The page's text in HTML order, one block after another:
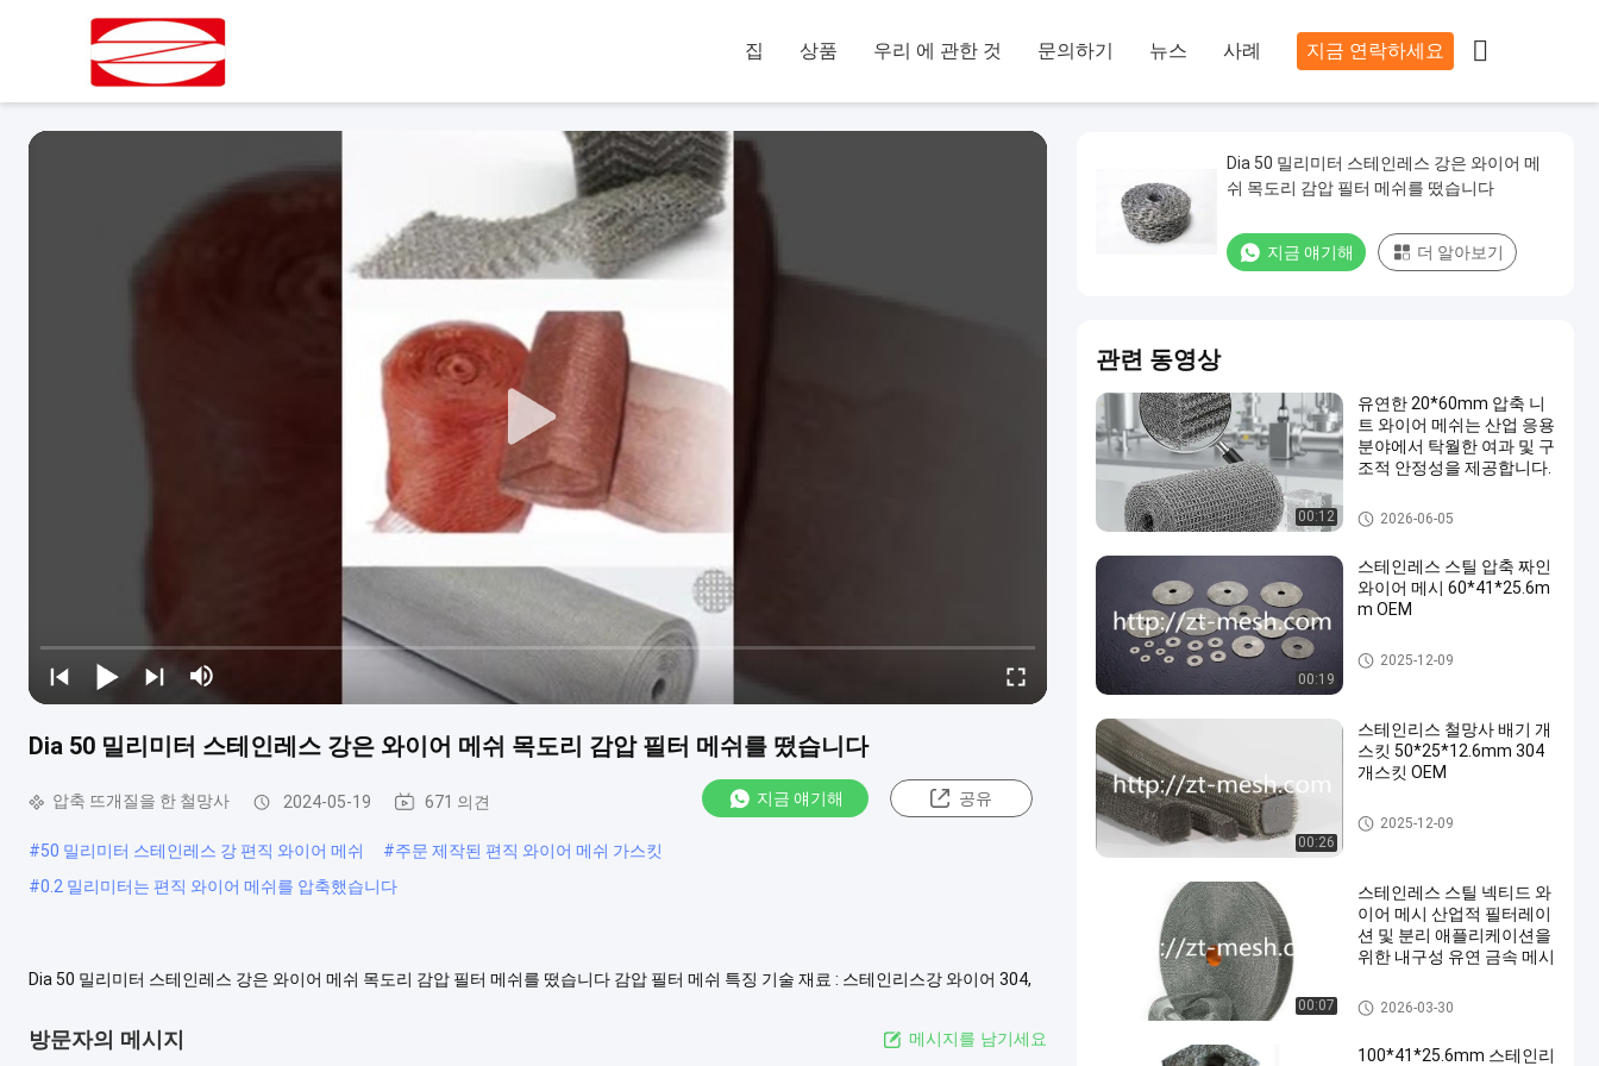
집 상품 우리 에 관한 것 문의하기 뉴스 사례 지금 연락하세요 
Dia 50 밀리미터 스테인레스 강은 와이어 메쉬 목도리 감압 필터 메쉬를 떴습니다
압축 뜨개질을 한 철망사 2024-05-19 671 의견 지금 얘기해 공유
#50 밀리미터 스테인레스 강 편직 와이어 메쉬 #주문 제작된 편직 와이어 메쉬 가스킷
#0.2 밀리미터는 편직 와이어 메쉬를 압축했습니다
Dia 50 밀리미터 스테인레스 강은 와이어 메쉬 목도리 감압 필터 메쉬를 떴습니다 감압 필터 메쉬 특징 기술 재료 : 스테인리스강 와이어 304,
장점, 마모 저항력, 세척되기 위한 쉽게 열저항성과 내한...
방문자의 메시지 메시지를 남기세요
Dia 50 밀리미터 스테인레스 강은 와이어 메
쉬 목도리 감압 필터 메쉬를 떴습니다
지금 얘기해 더 알아보기
관련 동영상
00:12
유연한 20*60mm 압축 니
트 와이어 메쉬는 산업 응용
분야에서 탁월한 여과 및 구
조적 안정성을 제공합니다.
압축 뜨개질을 한 철망사
2026-06-05
00:19
스테인레스 스틸 압축 짜인
와이어 메시 60*41*25.6m
m OEM
압축 뜨개질을 한 철망사
2025-12-09
00:26
스테인리스 철망사 배기 개
스킷 50*25*12.6mm 304
개스킷 OEM
압축 뜨개질을 한 철망사
2025-12-09
00:07
스테인레스 스틸 넥티드 와
이어 메시 산업적 필터레이
션 및 분리 애플리케이션을
위한 내구성 유연 금속 메시
압축 뜨개질을 한 철망사
2026-03-30
100*41*25.6mm 스테인리